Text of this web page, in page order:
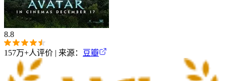
8.8
157万+人评价 | 来源： 豆瓣